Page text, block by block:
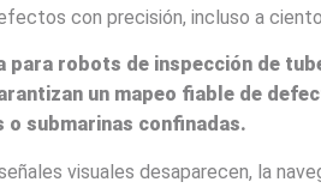
con precisión, incluso a
para robots de inspección de
un mapeo fiable de
submarinas confinadas.
visuales desaparecen, la